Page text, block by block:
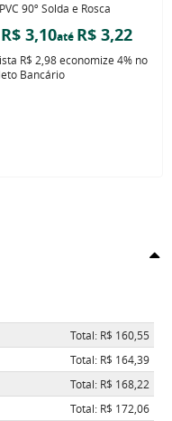
90º Solda e Rosca
R$ 3,10até R$ 3,22
R$ 2,98economize 4% no
Bancário
Total: R$ 160,55
Total: R$ 164,39
Total: R$ 168,22
Total: R$ 172,06